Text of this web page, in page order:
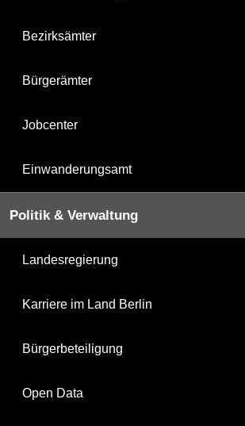
Bezirksämter
Bürgerämter
Jobcenter
Einwanderungsamt
Politik & Verwaltung
Landesregierung
Karriere im Land Berlin
Bürgerbeteiligung
Open Data